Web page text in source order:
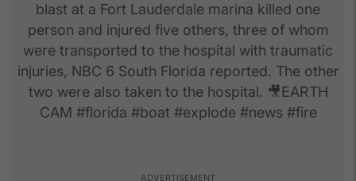
blast at a Fort Lauderdale marina killed one
person and injured five others, three of whom
were transported to the hospital with traumatic
injuries, NBC 6 South Florida reported. The other
two were also taken to the hospital. 🎥EARTH
CAM #florida #boat #explode #news #fire